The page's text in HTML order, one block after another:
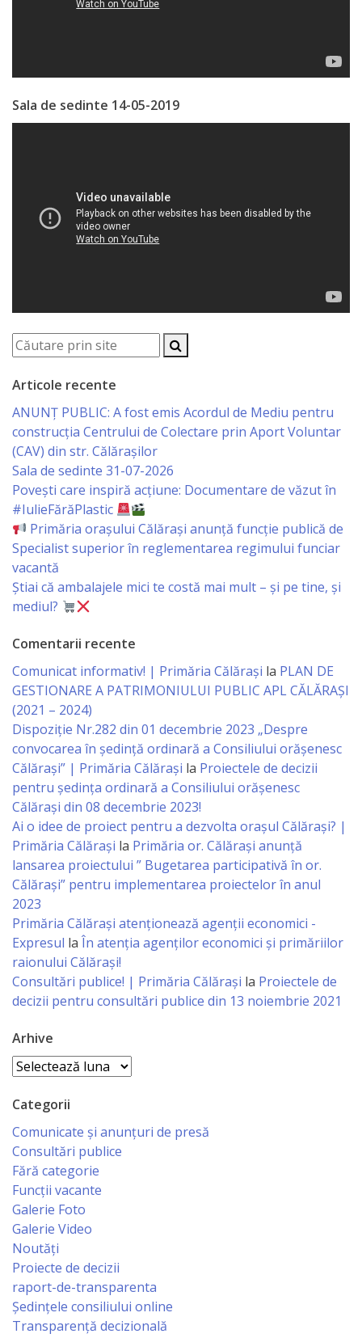
Regulament
local
Secretarul
Consilieri
Comisii
Regulamentul
Consiliului
Dispoziții
Proiecte
de
decizii
Deciziile
Consiliului
Consiliul
de
tineret
Activitatea
primăriei
Instituții
subordonate
IET
Lăstărel
IET
Guguță
IET
Școala
sportivă
„Mihai
Viteazul”
Școala
Sportivă
Specializată
de
Rezerve
Sala de sedinte 14-05-2019
Articole recente
ANUNȚ PUBLIC: A fost emis Acordul de Mediu pentru
construcția Centrului de Colectare prin Aport Voluntar
(CAV) din str. Călărașilor
Sala de sedinte 31-07-2026
Povești care inspiră acțiune: Documentare de văzut în
#IulieFărăPlastic
Primăria orașului Călărași anunță funcție publică de
Specialist superior în reglementarea regimului funciar
vacantă
Știai că ambalajele mici te costă mai mult – și pe tine, și
mediul?
Comentarii recente
Comunicat informativ! | Primăria Călărași la PLAN DE
GESTIONARE A PATRIMONIULUI PUBLIC APL CĂLĂRAȘI
(2021 – 2024)
Dispoziție Nr.282 din 01 decembrie 2023 „Despre
convocarea în ședință ordinară a Consiliului orășenesc
Călărași” | Primăria Călărași la Proiectele de decizii
pentru ședința ordinară a Consiliului orășenesc
Călărași din 08 decembrie 2023!
Ai o idee de proiect pentru a dezvolta orașul Călărași? |
Primăria Călărași la Primăria or. Călărași anunță
lansarea proiectului ” Bugetarea participativă în or.
Călărași” pentru implementarea proiectelor în anul
2023
Primăria Călăraşi atenţionează agenţii economici -
Expresul la În atenția agenților economici și primăriilor
raionului Călărași!
Consultări publice! | Primăria Călărași la Proiectele de
decizii pentru consultări publice din 13 noiembrie 2021
Arhive
Arhive
Categorii
Comunicate și anunțuri de presă
Consultări publice
Fără categorie
Funcții vacante
Galerie Foto
Galerie Video
Noutăți
Proiecte de decizii
raport-de-transparenta
Ședințele consiliului online
Transparență decizională